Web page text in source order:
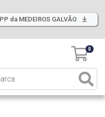
da MEDEIROS GALVÃO
0